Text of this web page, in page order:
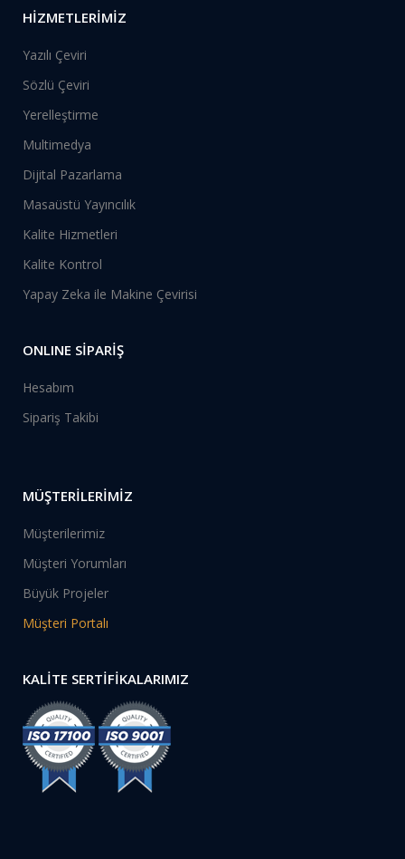
HİZMETLERİMİZ
Yazılı Çeviri
Sözlü Çeviri
Yerelleştirme
Multimedya
Dijital Pazarlama
Masaüstü Yayıncılık
Kalite Hizmetleri
Kalite Kontrol
Yapay Zeka ile Makine Çevirisi
ONLINE SİPARİŞ
Hesabım
Sipariş Takibi
MÜŞTERİLERİMİZ
Müşterilerimiz
Müşteri Yorumları
Büyük Projeler
Müşteri Portalı
KALİTE SERTİFİKALARIMIZ